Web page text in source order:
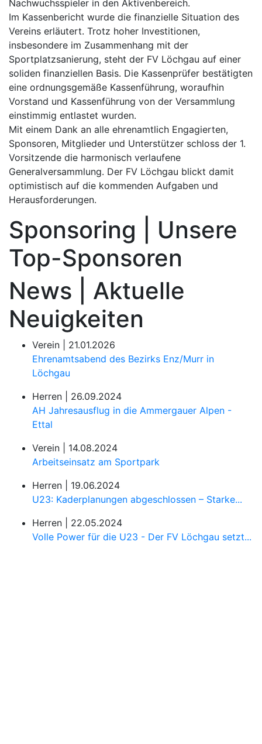
Nachwuchsspieler in den Aktivenbereich.
Im Kassenbericht wurde die finanzielle Situation des
Vereins erläutert. Trotz hoher Investitionen,
insbesondere im Zusammenhang mit der
Sportplatzsanierung, steht der FV Löchgau auf einer
soliden finanziellen Basis. Die Kassenprüfer bestätigten
eine ordnungsgemäße Kassenführung, woraufhin
Vorstand und Kassenführung von der Versammlung
einstimmig entlastet wurden.
Mit einem Dank an alle ehrenamtlich Engagierten,
Sponsoren, Mitglieder und Unterstützer schloss der 1.
Vorsitzende die harmonisch verlaufene
Generalversammlung. Der FV Löchgau blickt damit
optimistisch auf die kommenden Aufgaben und
Herausforderungen.
Sponsoring | Unsere
Top-Sponsoren
News | Aktuelle
Neuigkeiten
Verein | 21.01.2026
Ehrenamtsabend des Bezirks Enz/Murr in
Löchgau
Herren | 26.09.2024
AH Jahresausflug in die Ammergauer Alpen -
Ettal
Verein | 14.08.2024
Arbeitseinsatz am Sportpark
Herren | 19.06.2024
U23: Kaderplanungen abgeschlossen – Starke...
Herren | 22.05.2024
Volle Power für die U23 - Der FV Löchgau setzt...